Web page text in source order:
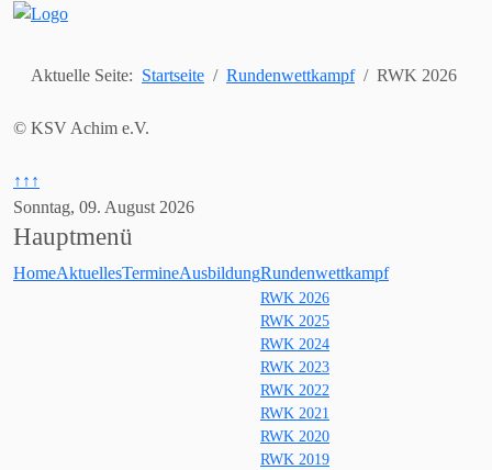
Aktuelle Seite: Startseite Rundenwettkampf RWK 2026
© KSV Achim e.V.
↑↑↑
Sonntag, 09. August 2026
Hauptmenü
HomeAktuellesTermineAusbildungRundenwettkampf
RWK 2026
RWK 2025
RWK 2024
RWK 2023
RWK 2022
RWK 2021
RWK 2020
RWK 2019